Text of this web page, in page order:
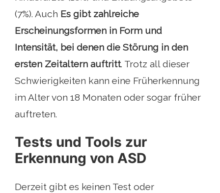
(7%). Auch Es gibt zahlreiche
Erscheinungsformen in Form und
Intensität, bei denen die Störung in den
ersten Zeitaltern auftritt. Trotz all dieser
Schwierigkeiten kann eine Früherkennung
im Alter von 18 Monaten oder sogar früher
auftreten.
Tests und Tools zur
Erkennung von ASD
Derzeit gibt es keinen Test oder